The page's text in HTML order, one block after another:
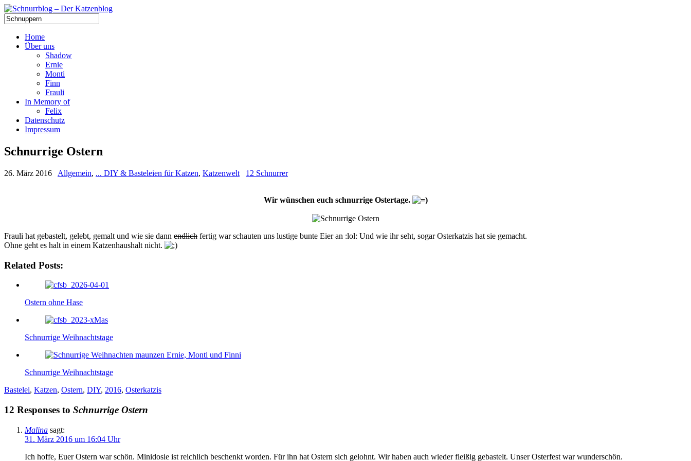
Home
Über uns
Shadow
Ernie
Monti
Finn
Frauli
In Memory of
Felix
Datenschutz
Impressum
Schnurrige Ostern
26. März 2016 Allgemein, ... DIY & Basteleien für Katzen, Katzenwelt 12 Schnurrer
Wir wünschen euch schnurrige Ostertage.
Frauli hat gebastelt, gelebt, gemalt und wie sie dann endlich fertig war schauten uns lustige bunte Eier an :lol: Und wie ihr seht, sogar Osterkatzis hat sie gemacht.
Ohne geht es halt in einem Katzenhaushalt nicht.
Related Posts:
Ostern ohne Hase
Schnurrige Weihnachtstage
Schnurrige Weihnachtstage
Bastelei, Katzen, Ostern, DIY, 2016, Osterkatzis
12 Responses to Schnurrige Ostern
Malina sagt:
31. März 2016 um 16:04 Uhr
Ich hoffe, Euer Ostern war schön. Minidosie ist reichlich beschenkt worden. Für ihn hat Ostern sich gelohnt. Wir haben auch wieder fleißig gebastelt. Unser Osterfest war wunderschön.